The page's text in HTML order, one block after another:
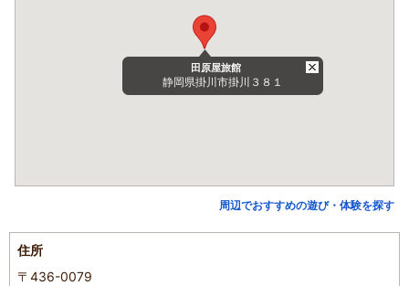
田原屋旅館
静岡県掛川市掛川３８１
周辺でおすすめの遊び・体験を探す
住所
〒436-0079